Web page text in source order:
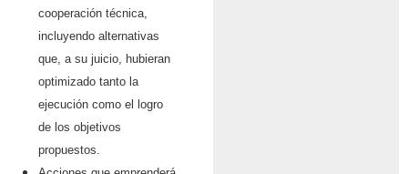
cooperación técnica,
incluyendo alternativas
que, a su juicio, hubieran
optimizado tanto la
ejecución como el logro
de los objetivos
propuestos.